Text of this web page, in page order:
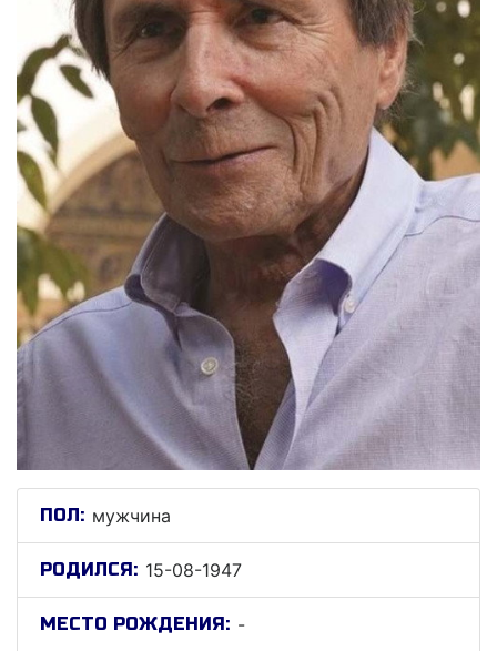
ПОЛ: мужчина
РОДИЛСЯ: 15-08-1947
МЕСТО РОЖДЕНИЯ: -